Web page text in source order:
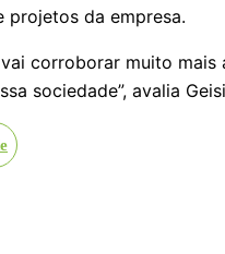
projetos da empresa.
corroborar muito
sociedade”, avalia